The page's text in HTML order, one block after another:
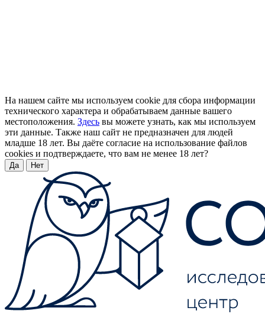
На нашем сайте мы используем cookie для сбора информации
технического характера и обрабатываем данные вашего
местоположения. Здесь вы можете узнать, как мы используем
эти данные. Также наш сайт не предназначен для людей
младше 18 лет. Вы даёте согласие на использование файлов
cookies и подтверждаете, что вам не менее 18 лет?
Да Нет